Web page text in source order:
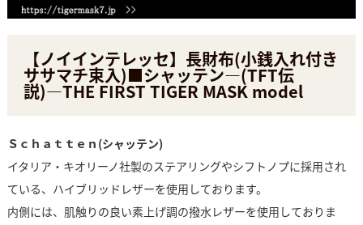
【ノイインテレッセ】長財布(小銭入れ付き
ササマチ束入)■シャッテン―(TFT伝
説)―THE FIRST TIGER MASK model
Ｓｃｈａｔｔｅｎ(シャッテン)
イタリア・キオリーノ社製のステアリングやシフトノプに採用され
ている、ハイブリッドレザーを使用しております。
内側には、肌触りの良い素上げ調の撥水レザーを使用しておりま